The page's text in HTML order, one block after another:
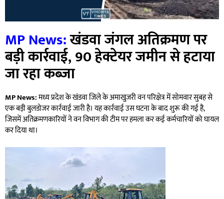
MP News:खंडवा जंगल अतिक्रमण पर
बड़ी कार्रवाई, 90 हेक्टेयर जमीन से हटाया
जा रहा कब्जा
MP News:मध्य प्रदेश के खंडवा जिले के अमाखुजरी वन परिक्षेत्र में सोमवार सुबह से
एक बड़ी बुलडोजर कार्रवाई जारी है। यह कार्रवाई उस घटना के बाद शुरू की गई है,
जिसमें अतिक्रमणकारियों ने वन विभाग की टीम पर हमला कर कई कर्मचारियों को घायल
कर दिया था।